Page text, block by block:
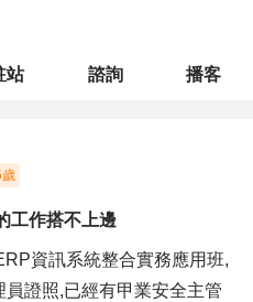
站 諮詢 播客
工作搭不上邊
資訊系統整合實務應用班,
證照,已經有甲業安全主管